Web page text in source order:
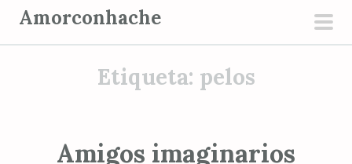
Amorconhache
Etiqueta: pelos
Amigos imaginarios